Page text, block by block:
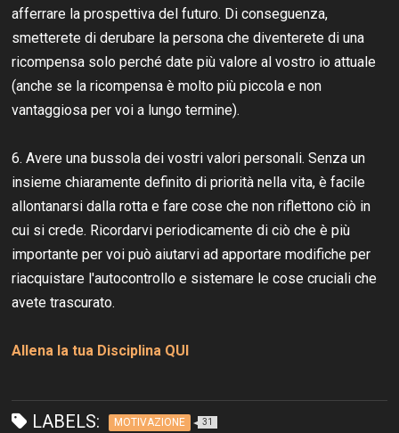
afferrare la prospettiva del futuro. Di conseguenza,
smetterete di derubare la persona che diventerete di una
ricompensa solo perché date più valore al vostro io attuale
(anche se la ricompensa è molto più piccola e non
vantaggiosa per voi a lungo termine).
6. Avere una bussola dei vostri valori personali. Senza un
insieme chiaramente definito di priorità nella vita, è facile
allontanarsi dalla rotta e fare cose che non riflettono ciò in
cui si crede. Ricordarvi periodicamente di ciò che è più
importante per voi può aiutarvi ad apportare modifiche per
riacquistare l'autocontrollo e sistemare le cose cruciali che
avete trascurato.
Allena la tua Disciplina QUI
LABELS: MOTIVAZIONE 31